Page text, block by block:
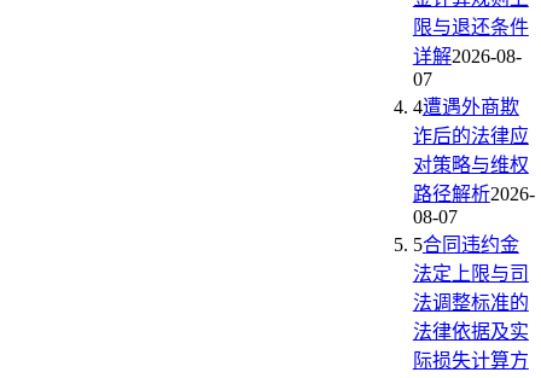
限与退还条件
详解2026-08-
07
4遭遇外商欺
诈后的法律应
对策略与维权
路径解析2026-
08-07
5合同违约金
法定上限与司
法调整标准的
法律依据及实
际损失计算方